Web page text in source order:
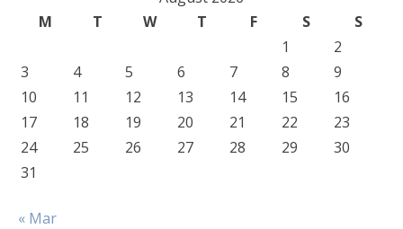
M
T W T F S
S
1
2
3
4 5 6 7 8
9
10
11 12 13 14 15
16
17
18 19 20 21 22
23
24
25 26 27 28 29
30
31
« Mar